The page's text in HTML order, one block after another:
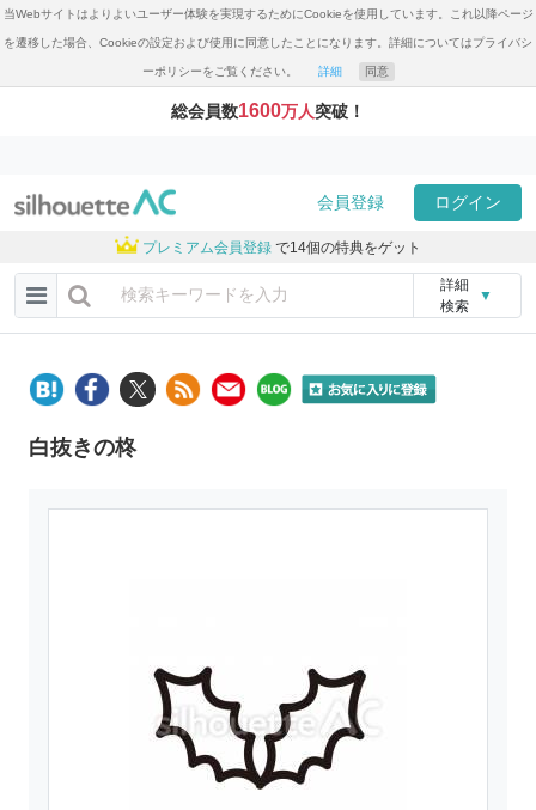
当Webサイトはよりよいユーザー体験を実現するためにCookieを使用しています。これ以降ページ
を遷移した場合、Cookieの設定および使用に同意したことになります。詳細についてはプライバシ
ーポリシーをご覧ください。 詳細 同意
総会員数1600万人突破！
会員登録 ログイン
プレミアム会員登録 で14個の特典をゲット
詳細
検索
▼
白抜きの柊